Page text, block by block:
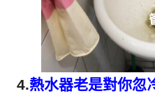
4.熱水器老是對你忽